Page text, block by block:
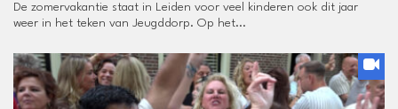
De zomervakantie staat in Leiden voor veel kinderen ook dit jaar
weer in het teken van Jeugddorp. Op het...